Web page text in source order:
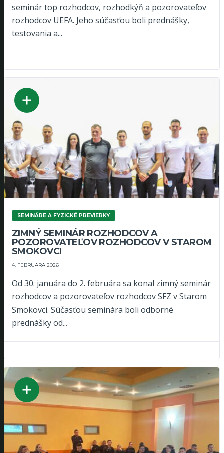
seminár top rozhodcov, rozhodkýň a pozorovateľov
rozhodcov UEFA. Jeho súčasťou boli prednášky,
testovania a...
SEMINÁRE A FYZICKÉ PREVIERKY
ZIMNÝ SEMINÁR ROZHODCOV A
POZOROVATEĽOV ROZHODCOV V STAROM
SMOKOVCI
4. FEBRUÁRA 2026
Od 30. januára do 2. februára sa konal zimný seminár
rozhodcov a pozorovateľov rozhodcov SFZ v Starom
Smokovci. Súčasťou seminára boli odborné
prednášky od...